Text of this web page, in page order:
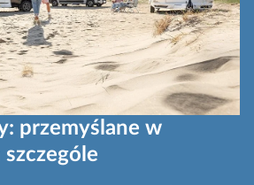
przemyślane w